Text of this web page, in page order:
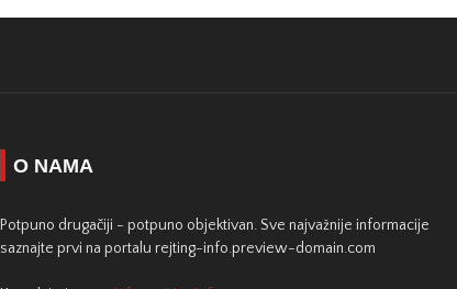
O NAMA
Potpuno drugačiji - potpuno objektivan. Sve najvažnije informacije
saznajte prvi na portalu rejting-info.preview-domain.com